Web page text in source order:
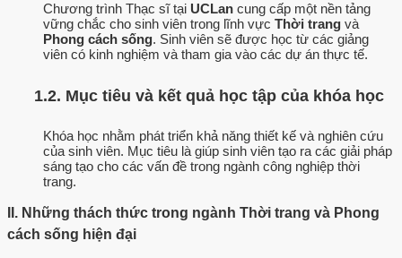
Chương trình Thạc sĩ tại UCLan cung cấp một nền tảng
vững chắc cho sinh viên trong lĩnh vực Thời trang và
Phong cách sống. Sinh viên sẽ được học từ các giảng
viên có kinh nghiệm và tham gia vào các dự án thực tế.
1.2. Mục tiêu và kết quả học tập của khóa học
Khóa học nhằm phát triển khả năng thiết kế và nghiên cứu
của sinh viên. Mục tiêu là giúp sinh viên tạo ra các giải pháp
sáng tạo cho các vấn đề trong ngành công nghiệp thời
trang.
II. Những thách thức trong ngành Thời trang và Phong
cách sống hiện đại